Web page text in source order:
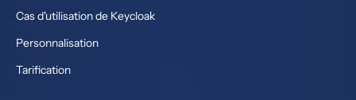
Cas d'utilisation de Keycloak
Personnalisation
Tarification